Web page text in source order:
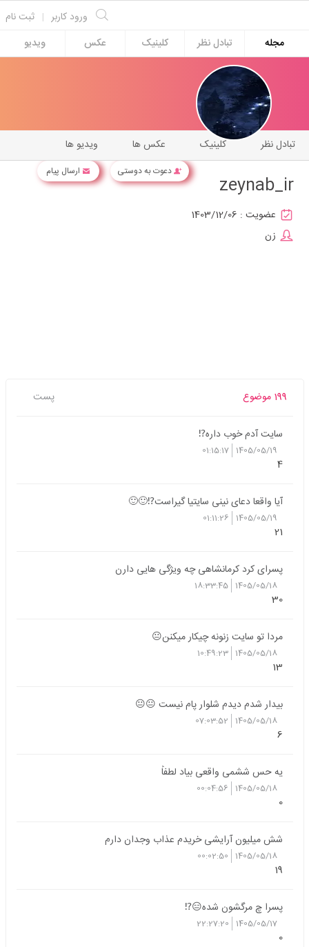
ثبت نام | ورود کاربر
مجله
تبادل نظر کلینیک عکس ویدیو
دعوت به دوستی ارسال پیام
ویدیو ها عکس ها کلینیک تبادل نظر
zeynab_ir
عضویت : 1403/12/06
زن
199 موضوع پست
سایت آدم خوب داره⁉️
1405/05/19
01:15:17
4
آیا واقعا دعای نینی سایتیا گیراست⁉️🙂🙂
1405/05/19
01:11:26
21
پسرای کرد کرمانشاهی چه ویژگی هایی دارن
1405/05/18
18:33:45
30
مردا تو سایت زنونه چیکار میکنن😐
1405/05/18
10:49:23
13
بیدار شدم دیدم شلوار پام نیست 😐😐
1405/05/18
07:03:52
6
یه حس ششمی واقعی بیاد لطفاً
1405/05/18
00:04:56
0
شش میلیون آرایشی خریدم عذاب وجدان دارم
1405/05/18
00:02:50
19
پسرا چ مرگشون شده😑⁉️
1405/05/17
22:27:20
0